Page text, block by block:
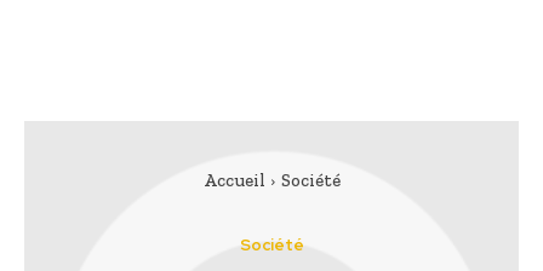
Accueil Société
Société